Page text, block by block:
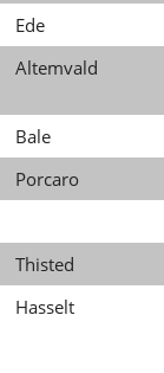
Ede
Altemvald
Bale
Porcaro
Thisted
Hasselt